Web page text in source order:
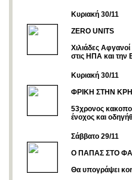
Κυριακή 30/11
ZERO UNITS
Χιλιάδες
στις ΗΠΑ και
Kυριακή 30/11
ΦΡΙΚΗ ΣΤΗΝ
53χρονος
ένοχος και
Σάββατο 29/11
Ο ΠΑΠΑΣ ΣΤΟ
Θα υπογράψει